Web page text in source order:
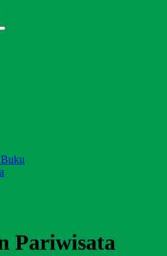
Pariwisata